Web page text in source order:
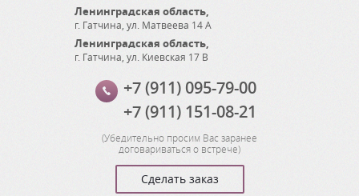
Ленинградская область,
г. Гатчина ул. Матвеева 14 А
Ленинградская область,
г. Гатчина ул. Киевская 17 В
+7 (911) 095-79-00
+7 (911) 151-08-21
(Убедительно просим Вас заранее
договариваться о встрече)
Сделать заказ